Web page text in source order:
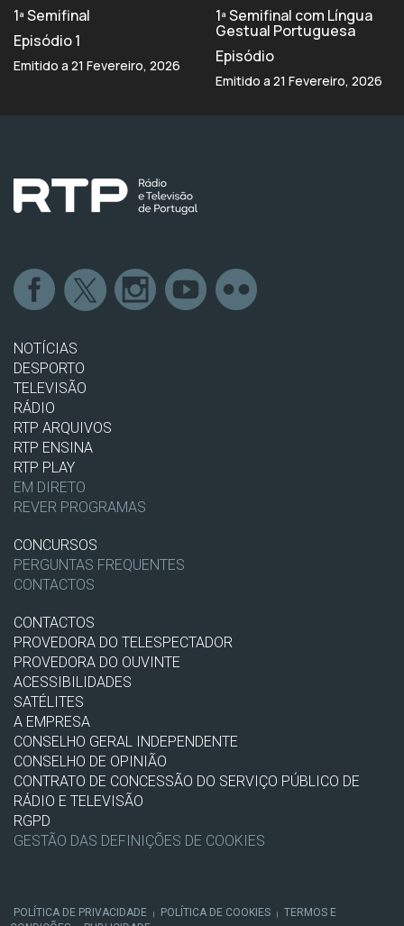
1ª Semifinal
Episódio 1
Emitido a 21 Fevereiro, 2026
1ª Semifinal com Língua
Gestual Portuguesa
Episódio
Emitido a 21 Fevereiro, 2026
NOTÍCIAS
DESPORTO
TELEVISÃO
RÁDIO
RTP ARQUIVOS
RTP ENSINA
RTP PLAY
EM DIRETO
REVER PROGRAMAS
CONCURSOS
PERGUNTAS FREQUENTES
CONTACTOS
CONTACTOS
PROVEDORA DO TELESPECTADOR
PROVEDORA DO OUVINTE
ACESSIBILIDADES
SATÉLITES
A EMPRESA
CONSELHO GERAL INDEPENDENTE
CONSELHO DE OPINIÃO
CONTRATO DE CONCESSÃO DO SERVIÇO PÚBLICO DE
RÁDIO E TELEVISÃO
RGPD
GESTÃO DAS DEFINIÇÕES DE COOKIES
POLÍTICA DE PRIVACIDADE | POLÍTICA DE COOKIES |
TERMOS E